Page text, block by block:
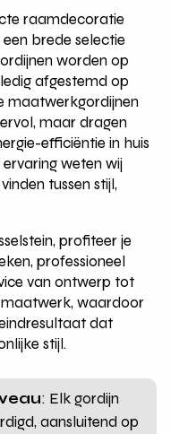
raamdecoratie
brede selectie
worden op
afgestemd op
maatwerkgordijnen
maar dragen
efficiëntie in huis
weten wij
tussen stijl,
profiteer je
professioneel
van ontwerp tot
waardoor
dat
stijl.
: Elk gordijn
aansluitend op